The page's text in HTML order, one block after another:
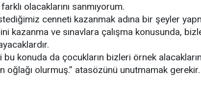
olacaklarını sanmıyorum.
cenneti kazanmak adına bir şeyler
kazanma ve sınavlara çalışma konusunda,
konuda da çocukların bizleri örnek
oğlağı olurmuş.” atasözünü unutmamak gerekir.